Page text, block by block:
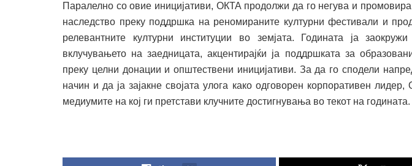
Паралелно со овие иницијативи, ОКТА продолжи да го негува и
наследство преку поддршка на реномираните културни фестивали и
релевантните културни институции во земјата. Годината ја
вклучувањето на заедницата, акцентирајќи ја поддршката за
преку целни донации и општествени иницијативи. За да го сподели
начин и да ја зајакне својата улога како одговорен корпоративен
медиумите на кој ги претстави клучните достигнувања во текот на годината.